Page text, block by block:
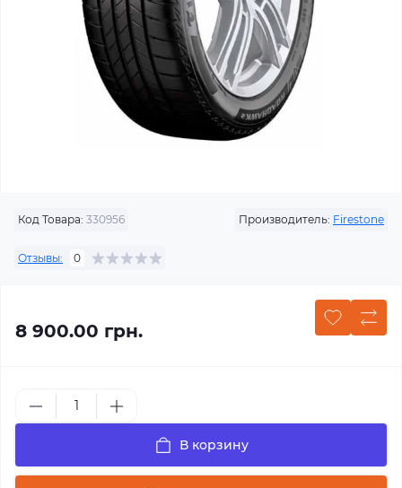
Код Товара: 330956 Производитель: Firestone
Отзывы: 0
8 900.00 грн.
В корзину